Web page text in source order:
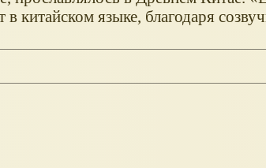
в китайском языке, благодаря